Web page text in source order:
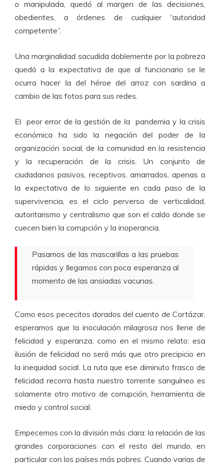
o manipulada, quedó al margen de las decisiones,
obedientes, a órdenes de cualquier “autoridad
competente”.
Una marginalidad sacudida doblemente por la pobreza
quedó a la expectativa de que al funcionario se le
ocurra hacer la del héroe del arroz con sardina a
cambio de las fotos para sus redes.
El peor error de la gestión de la pandemia y la crisis
económica ha sido la negación del poder de la
organización social, de la comunidad en la resistencia
y la recuperación de la crisis. Un conjunto de
ciudadanos pasivos, receptivos, amarrados, apenas a
la expectativa de lo siguiente en cada paso de la
supervivencia, es el ciclo perverso de verticalidad,
autoritarismo y centralismo que son el caldo donde se
cuecen bien la corrupción y la inoperancia.
Pasamos de las mascarillas a las pruebas
rápidas y llegamos con poca esperanza al
momento de las ansiadas vacunas.
Como esos pececitos dorados del cuento de Cortázar,
esperamos que la inoculación milagrosa nos llene de
felicidad y esperanza, como en el mismo relato: esa
ilusión de felicidad no será más que otro precipicio en
la inequidad social. La ruta que ese diminuto frasco de
felicidad recorra hasta nuestro torrente sanguíneo es
solamente otro motivo de corrupción, herramienta de
miedo y control social.
Empecemos con la división más clara: la relación de las
grandes corporaciones con el resto del mundo, en
particular con los países más pobres. Cuando varias de